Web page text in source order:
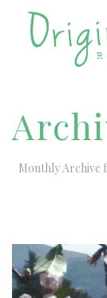
Monthly Archive